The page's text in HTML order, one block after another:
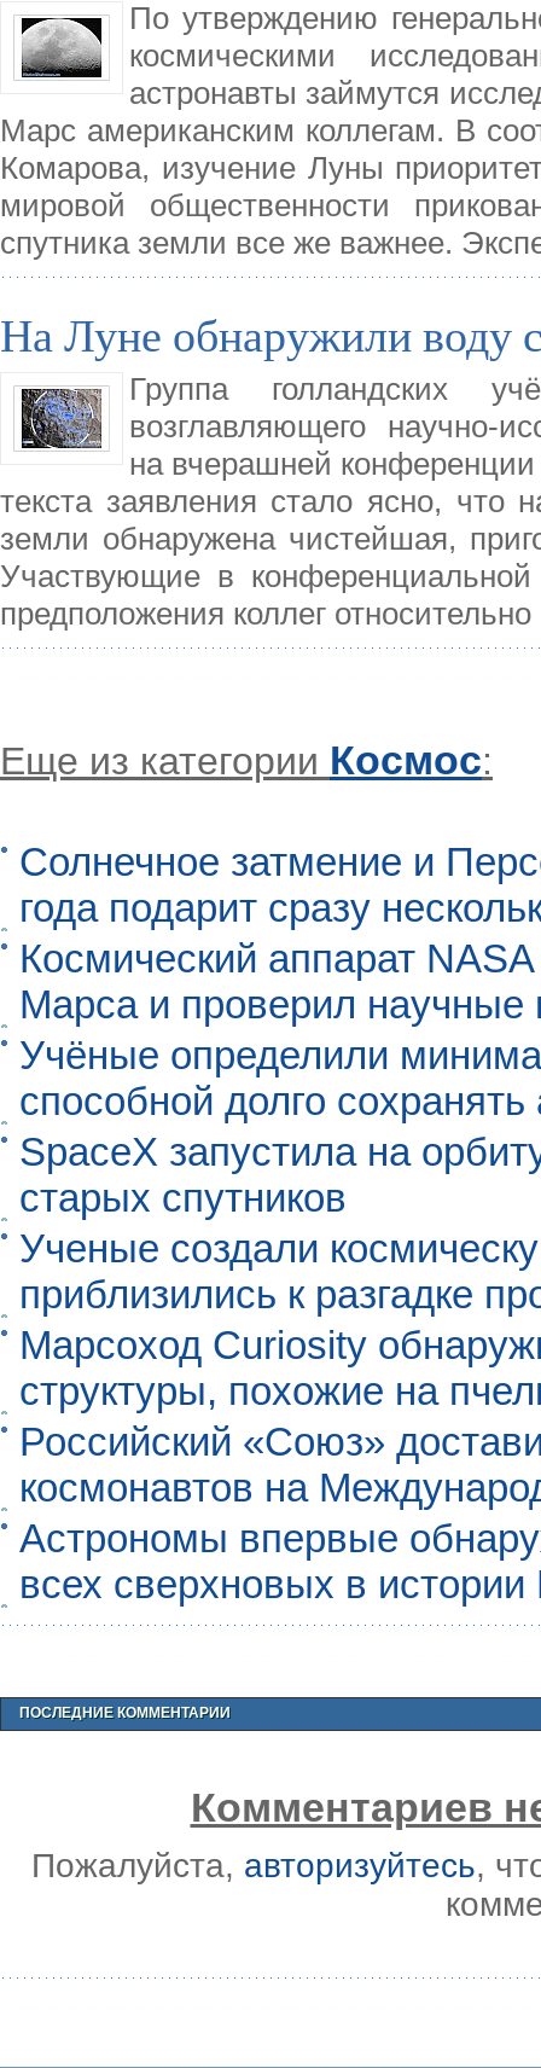
По утверждению
космическими
астронавты займутся
Марс американским коллегам. В
Комарова, изучение Луны
мировой общественности
спутника земли все же важнее.
На Луне обнаружили воду
Группа голландских
возглавляющего научно-
на вчерашней
текста заявления стало ясно, что
земли обнаружена чистейшая,
Участвующие в конференциальной
предположения коллег относительно
Еще из категории Космос:
Солнечное затмение и
года подарит сразу
Космический аппарат
Марса и проверил научные
Учёные определили
способной долго
SpaceX запустила на
старых спутников
Ученые создали
приблизились к разгадке
Марсоход Curiosity
структуры, похожие на
Российский «Союз»
космонавтов на
Астрономы впервые
всех сверхновых в
ПОСЛЕДНИЕ КОММЕНТАРИИ
Комментариев
Пожалуйста, авторизуйтесь,